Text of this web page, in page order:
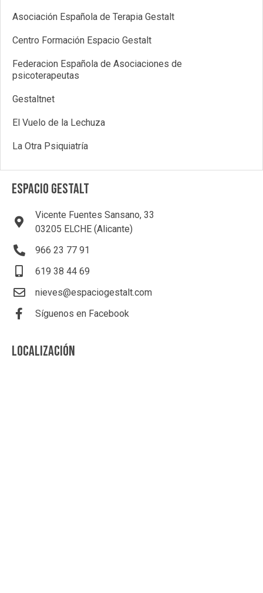
Asociación Española de Terapia Gestalt
Centro Formación Espacio Gestalt
Federacion Española de Asociaciones de
psicoterapeutas
Gestaltnet
El Vuelo de la Lechuza
La Otra Psiquiatría
ESPACIO GESTALT
Vicente Fuentes Sansano, 33
03205 ELCHE (Alicante)
966 23 77 91
619 38 44 69
nieves@espaciogestalt.com
Síguenos en Facebook
LOCALIZACIÓN